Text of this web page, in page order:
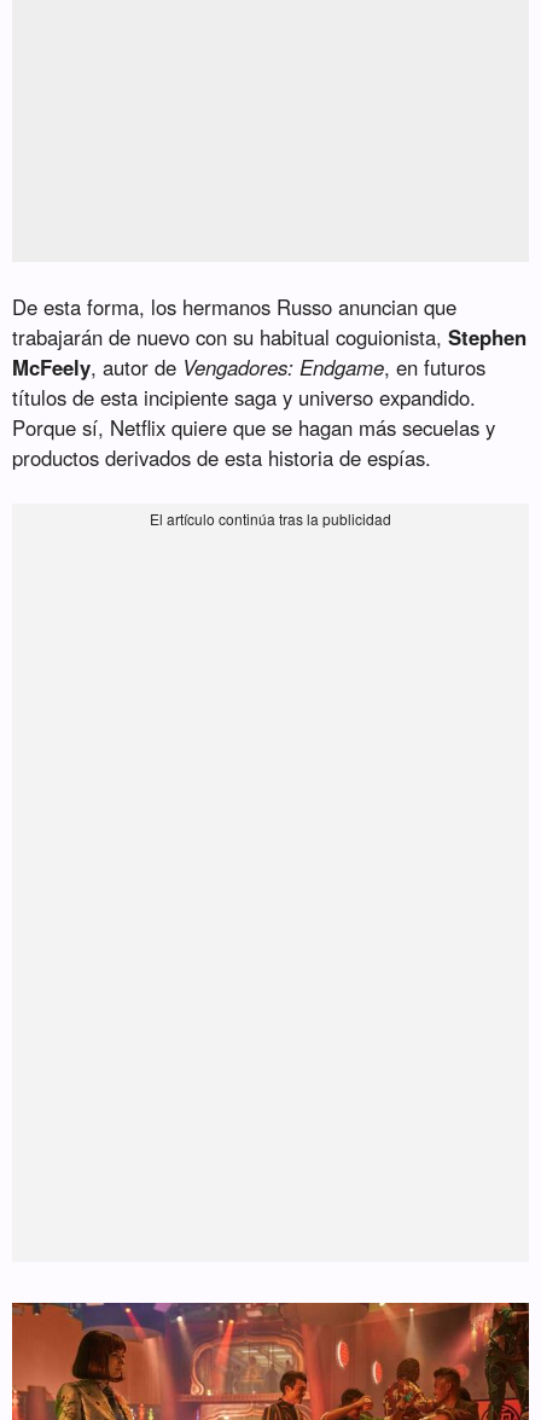
De esta forma, los hermanos Russo anuncian que
trabajarán de nuevo con su habitual coguionista,Stephen
McFeely, autor de Vengadores: Endgame, en futuros
títulos de esta incipiente saga y universo expandido.
Porque sí, Netflix quiere que se hagan más secuelas y
productos derivados de esta historia de espías.